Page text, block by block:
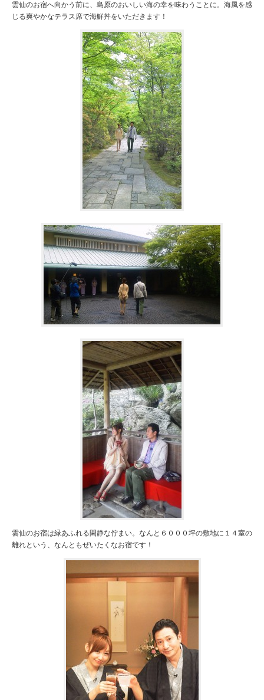
雲仙のお宿へ向かう前に、島原のおいしい海の幸を味わうことに。海風を感
じる爽やかなテラス席で海鮮丼をいただきます！
雲仙のお宿は緑あふれる閑静な佇まい。なんと６０００坪の敷地に１４室の
離れという、なんともぜいたくなお宿です！